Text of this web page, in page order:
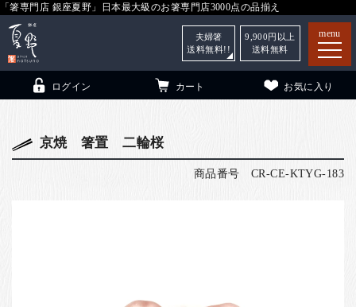
「箸専門店 銀座夏野」日本最大級のお箸専門店3000点の品揃え
menu
ログイン カート お気に入り
夫婦箸
送料無料!!
9,900 円以上
送料無料
京焼 箸置 二輪桜
商品番号 CR-CE-KTYG-183